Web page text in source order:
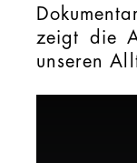
zeigt die
unseren